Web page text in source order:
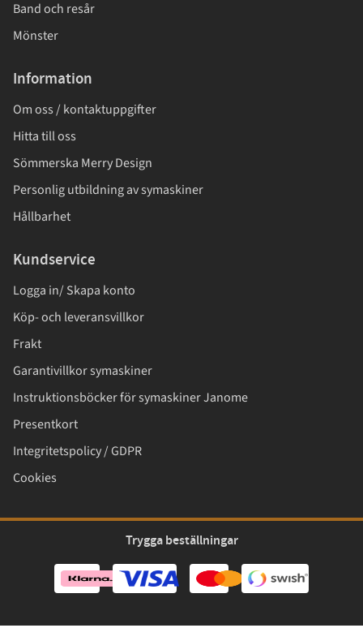
Band och resår
Mönster
Information
Om oss / kontaktuppgifter
Hitta till oss
Sömmerska Merry Design
Personlig utbildning av symaskiner
Hållbarhet
Kundservice
Logga in/ Skapa konto
Köp- och leveransvillkor
Frakt
Garantivillkor symaskiner
Instruktionsböcker för symaskiner Janome
Presentkort
Integritetspolicy / GDPR
Cookies
Trygga beställningar